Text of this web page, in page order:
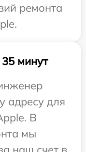
ремонта
минут
адресу для
В
мы